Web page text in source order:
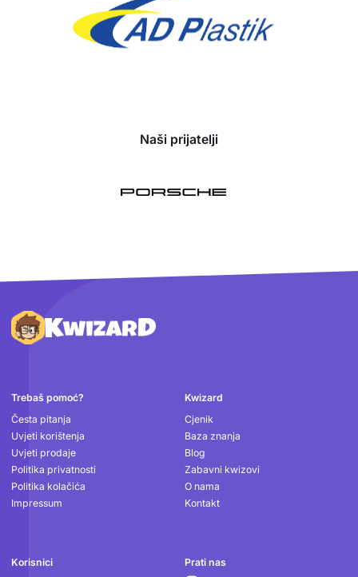
Naši prijatelji
Podnožje
Trebaš pomoć?
Česta pitanja
Uvjeti korištenja
Uvjeti prodaje
Politika privatnosti
Politika kolačića
Impressum
Kwizard
Cjenik
Baza znanja
Blog
Zabavni kwizovi
O nama
Kontakt
Korisnici
Prati nas